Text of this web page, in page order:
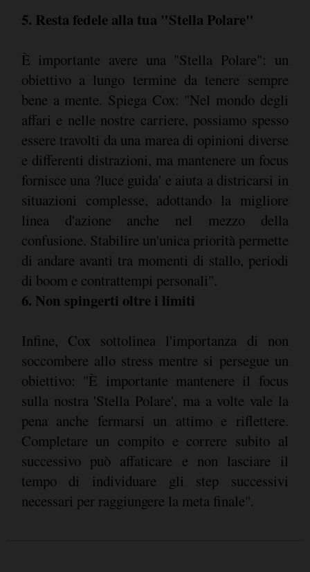
5. Resta fedele alla tua "Stella Polare"
È importante avere una "Stella Polare": un
obiettivo a lungo termine da tenere sempre
bene a mente. Spiega Cox: "Nel mondo degli
affari e nelle nostre carriere, possiamo spesso
essere travolti da una marea di opinioni diverse
e differenti distrazioni, ma mantenere un focus
fornisce una ?luce guida' e aiuta a districarsi in
situazioni complesse, adottando la migliore
linea d'azione anche nel mezzo della
confusione. Stabilire un'unica priorità permette
di andare avanti tra momenti di stallo, periodi
di boom e contrattempi personali".
6. Non spingerti oltre i limiti
Infine, Cox sottolinea l'importanza di non
soccombere allo stress mentre si persegue un
obiettivo: "È importante mantenere il focus
sulla nostra 'Stella Polare', ma a volte vale la
pena anche fermarsi un attimo e riflettere.
Completare un compito e correre subito al
successivo può affaticare e non lasciare il
tempo di individuare gli step successivi
necessari per raggiungere la meta finale".